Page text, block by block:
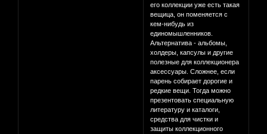
его коллекции уже есть такая
вещица, он поменяется с
кем-нибудь из
единомышленников.
Альтернатива - альбомы,
холдеры, капсулы и другие
полезные для коллекционера
аксессуары. Сложнее, если
парень собирает дорогие и
редкие вещи. Тогда можно
презентовать специальную
литературу и каталоги,
средства для чистки и
защиты коллекционного